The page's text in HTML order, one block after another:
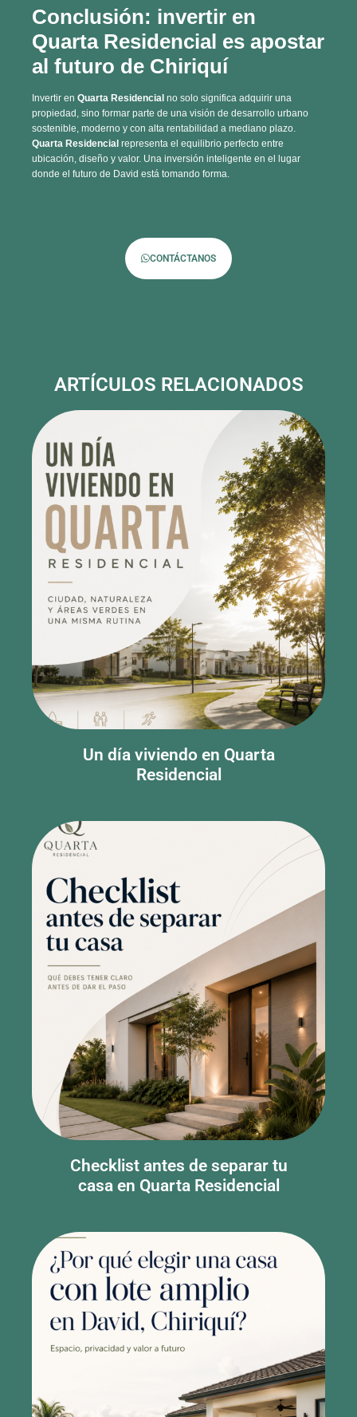
al futuro de Chiriquí
Invertir en Quarta Residencialno solo significa adquirir una
propiedad, sino formar parte de una visión de desarrollo urbano
sostenible, moderno y con alta rentabilidad a mediano plazo.
Quarta Residencial
representa el equilibrio perfecto entre
ubicación, diseño y valor. Una inversión inteligente en el lugar
donde el futuro de David está tomando forma.
Un día viviendo en Quarta
Residencial
Checklist antes de separar tu
casa en Quarta Residencial